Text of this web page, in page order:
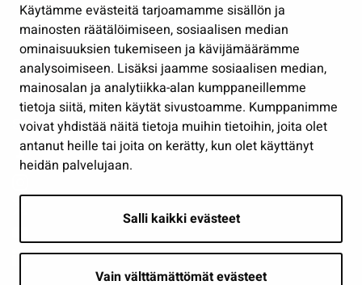
Käytämme evästeitä tarjoamamme sisällön ja
mainosten räätälöimiseen, sosiaalisen median
ominaisuuksien tukemiseen ja kävijämäärämme
analysoimiseen. Lisäksi jaamme sosiaalisen median,
mainosalan ja analytiikka-alan kumppaneillemme
tietoja siitä, miten käytät sivustoamme. Kumppanimme
voivat yhdistää näitä tietoja muihin tietoihin, joita olet
antanut heille tai joita on kerätty, kun olet käyttänyt
heidän palvelujaan.
Salli kaikki evästeet
Vain välttämättömät evästeet
Työ ja yrittäminen
Osallistu ja asioi
Näytä omat evästeasetukseni
Seuraa meitä